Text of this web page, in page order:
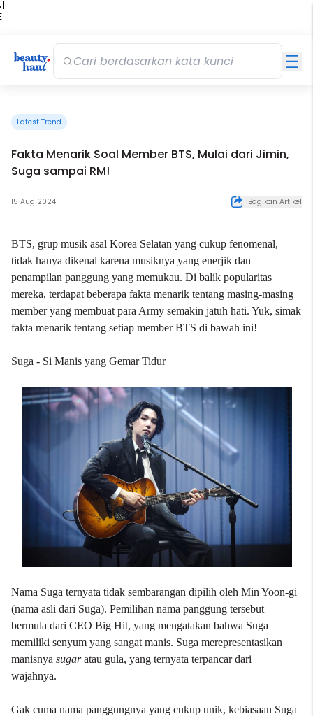
|
Latest Trend
Fakta Menarik Soal Member BTS, Mulai dari Jimin,
Suga sampai RM!
15 Aug 2024 Bagikan Artikel
BTS, grup musik asal Korea Selatan yang cukup fenomenal,
tidak hanya dikenal karena musiknya yang enerjik dan
penampilan panggung yang memukau. Di balik popularitas
mereka, terdapat beberapa fakta menarik tentang masing-masing
member yang membuat para Army semakin jatuh hati. Yuk, simak
fakta menarik tentang setiap member BTS di bawah ini!
Suga - Si Manis yang Gemar Tidur
Nama Suga ternyata tidak sembarangan dipilih oleh Min Yoon-gi
(nama asli dari Suga). Pemilihan nama panggung tersebut
bermula dari CEO Big Hit, yang mengatakan bahwa Suga
memiliki senyum yang sangat manis. Suga merepresentasikan
manisnya sugaratau gula, yang ternyata terpancar dari
wajahnya.
Gak cuma nama panggungnya yang cukup unik, kebiasaan Suga